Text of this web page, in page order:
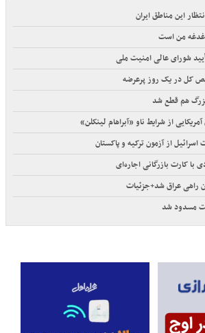
این مناطق ایران
من است
شورای عالی امنیت ملی
هم قطع شد
از شرایط ناو «آبراهام لینکلن»
از آزمون ترکیه و پاکستان
با کارت‌ بازرگانی اجاره‌ای
راهی عراق شد+جزئیات
مسدود شد